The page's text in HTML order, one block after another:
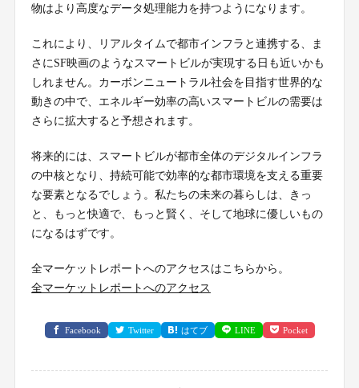
物はより高度なデータ処理能力を持つようになります。
これにより、リアルタイムで都市インフラと連携する、ま
さにSF映画のようなスマートビルが実現する日も近いかも
しれません。カーボンニュートラル社会を目指す世界的な
動きの中で、エネルギー効率の高いスマートビルの需要は
さらに拡大すると予想されます。
将来的には、スマートビルが都市全体のデジタルインフラ
の中核となり、持続可能で効率的な都市環境を支える重要
な要素となるでしょう。私たちの未来の暮らしは、きっ
と、もっと快適で、もっと賢く、そして地球に優しいもの
になるはずです。
全マーケットレポートへのアクセスはこちらから。
全マーケットレポートへのアクセス
Facebook Twitter はてブ LINE Pocket